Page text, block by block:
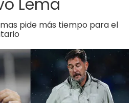
Lema
pide más tiempo para el